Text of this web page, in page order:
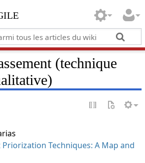
(technique
Techniques: A Map and